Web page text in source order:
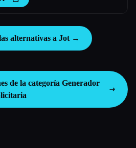
alternativas a Jot →
de la categoría Generador